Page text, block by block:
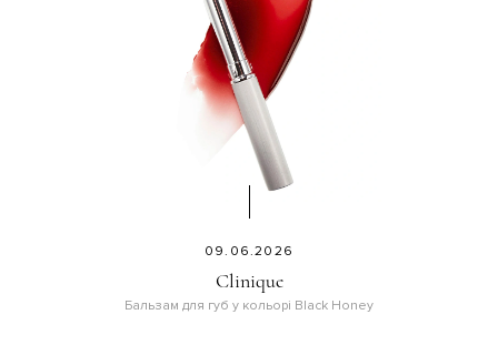
09.06.2026
Clinique
Бальзам для губ у кольорі Black Honey